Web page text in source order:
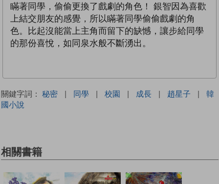
瞞著同學，偷偷更換了戲劇的角色！ 銀智因為喜歡
上結交朋友的感覺，所以瞞著同學偷偷戲劇的角
色。比起沒能當上主角而留下的缺憾，讓步給同學
的那份喜悅，如同泉水般不斷湧出。
關鍵字詞： 秘密 | 同學 | 校園 | 成長 | 趙星子 |
韓
國小說
相關書籍